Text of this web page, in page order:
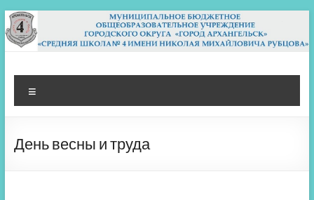
Перейти
к
содержимому
МБОУ СШ 4
Архангельск
День весны и труда